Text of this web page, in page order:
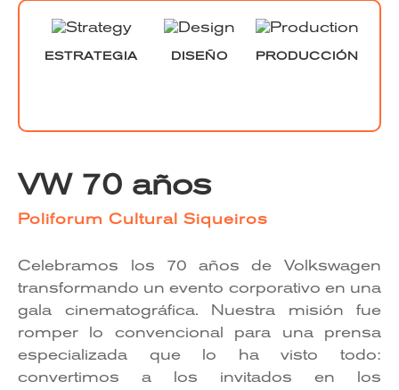
ESTRATEGIA DISEÑO PRODUCCIÓN
VW 70 años
Poliforum Cultural Siqueiros
Celebramos los 70 años de Volkswagen
transformando un evento corporativo en una
gala cinematográfica. Nuestra misión fue
romper lo convencional para una prensa
especializada que lo ha visto todo:
convertimos a los invitados en los